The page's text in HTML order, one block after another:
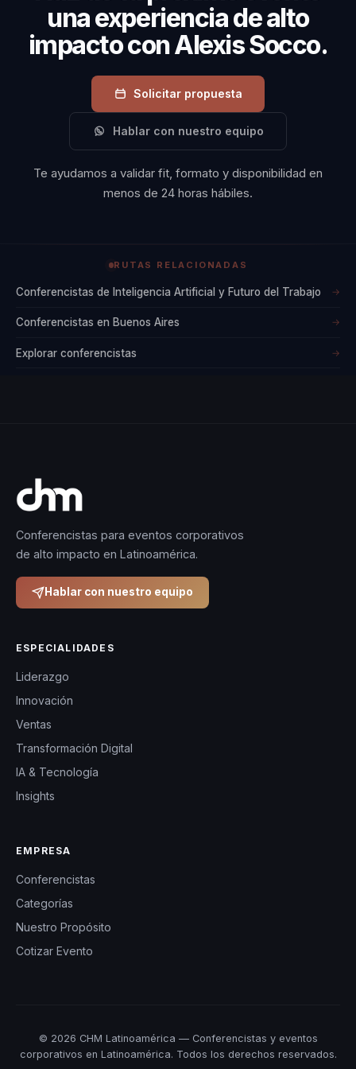
una experiencia de alto
impacto con Alexis Socco.
Solicitar propuesta
Hablar con nuestro equipo
Te ayudamos a validar fit, formato y disponibilidad en
menos de 24 horas hábiles.
RUTAS RELACIONADAS
Conferencistas de Inteligencia Artificial y Futuro del Trabajo →
Conferencistas en Buenos Aires →
Explorar conferencistas →
Conferencistas para eventos corporativos
de alto impacto en Latinoamérica.
Hablar con nuestro equipo
ESPECIALIDADES
Liderazgo
Innovación
Ventas
Transformación Digital
IA & Tecnología
Insights
EMPRESA
Conferencistas
Categorías
Nuestro Propósito
Cotizar Evento
© 2026 CHM Latinoamérica — Conferencistas y eventos
corporativos en Latinoamérica. Todos los derechos reservados.